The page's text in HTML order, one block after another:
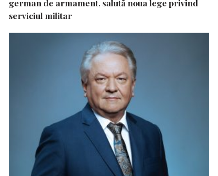
german de armament, salută noua lege privind
serviciul militar